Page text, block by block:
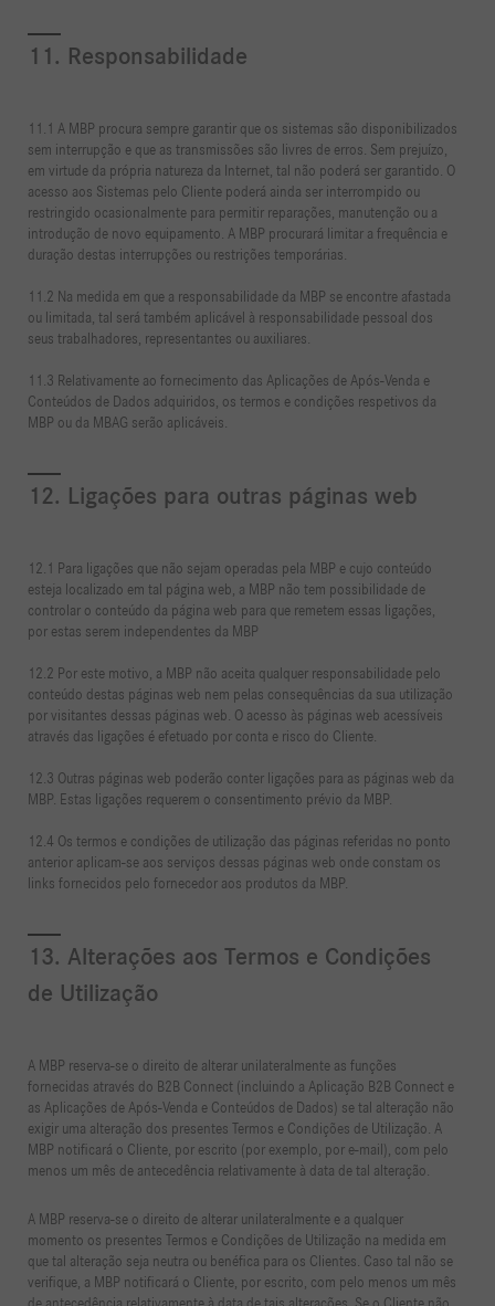
11. Responsabilidade
11.1 A MBP procura sempre garantir que os sistemas são disponibilizados
sem interrupção e que as transmissões são livres de erros. Sem prejuízo,
em virtude da própria natureza da Internet, tal não poderá ser garantido. O
acesso aos Sistemas pelo Cliente poderá ainda ser interrompido ou
restringido ocasionalmente para permitir reparações, manutenção ou a
introdução de novo equipamento. A MBP procurará limitar a frequência e
duração destas interrupções ou restrições temporárias.
11.2 Na medida em que a responsabilidade da MBP se encontre afastada
ou limitada, tal será também aplicável à responsabilidade pessoal dos
seus trabalhadores, representantes ou auxiliares.
11.3 Relativamente ao fornecimento das Aplicações de Após-Venda e
Conteúdos de Dados adquiridos, os termos e condições respetivos da
MBP ou da MBAG serão aplicáveis.
12. Ligações para outras páginas web
12.1 Para ligações que não sejam operadas pela MBP e cujo conteúdo
esteja localizado em tal página web, a MBP não tem possibilidade de
controlar o conteúdo da página web para que remetem essas ligações,
por estas serem independentes da MBP
12.2 Por este motivo, a MBP não aceita qualquer responsabilidade pelo
conteúdo destas páginas web nem pelas consequências da sua utilização
por visitantes dessas páginas web. O acesso às páginas web acessíveis
através das ligações é efetuado por conta e risco do Cliente.
12.3 Outras páginas web poderão conter ligações para as páginas web da
MBP. Estas ligações requerem o consentimento prévio da MBP.
12.4 Os termos e condições de utilização das páginas referidas no ponto
anterior aplicam-se aos serviços dessas páginas web onde constam os
links fornecidos pelo fornecedor aos produtos da MBP.
13. Alterações aos Termos e Condições
de Utilização
A MBP reserva-se o direito de alterar unilateralmente as funções
fornecidas através do B2B Connect (incluindo a Aplicação B2B Connect e
as Aplicações de Após-Venda e Conteúdos de Dados) se tal alteração não
exigir uma alteração dos presentes Termos e Condições de Utilização. A
MBP notificará o Cliente, por escrito (por exemplo, por e-mail), com pelo
menos um mês de antecedência relativamente à data de tal alteração.
A MBP reserva-se o direito de alterar unilateralmente e a qualquer
momento os presentes Termos e Condições de Utilização na medida em
que tal alteração seja neutra ou benéfica para os Clientes. Caso tal não se
verifique, a MBP notificará o Cliente, por escrito, com pelo menos um mês